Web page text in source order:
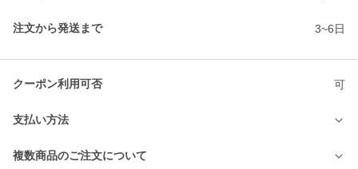
注文から発送まで 3~6日
クーポン利用可否 可
支払い方法
複数商品のご注文について